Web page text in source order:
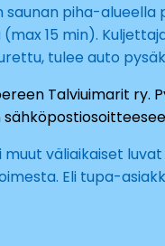
saunan piha-
15 min).
tulee auto
Talviuimarit ry.
väliaikaiset
Eli tupa-